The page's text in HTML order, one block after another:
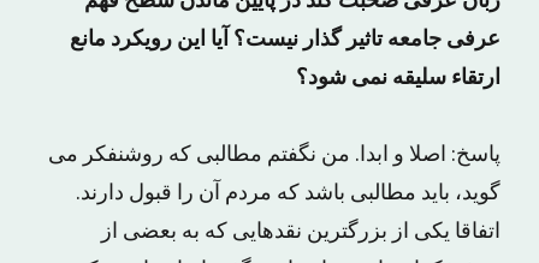
عرفی جامعه تاثیر گذار نیست؟ آیا این رویکرد مانع
ارتقاء سلیقه نمی‌ شود؟
پاسخ: اصلا و ابدا. من نگفتم مطالبی که روشنفکر می
گوید، باید مطالبی باشد که مردم آن را قبول دارند.
اتفاقا یکی از بزرگترین نقدهایی که به بعضی از